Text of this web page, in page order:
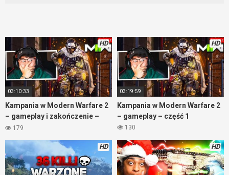
płynny zasięg. Czasem łapie dalej, czasem niżej. Dziwne.
Może się tylko tak wydaje, ale coś w tym jest.
HD
03:10:33
Kampania w Modern Warfare 2
– gameplay i zakończenie –
część 2
179
HD
03:19:59
Kampania w Modern Warfare 2
– gameplay – część 1
130
HD HD